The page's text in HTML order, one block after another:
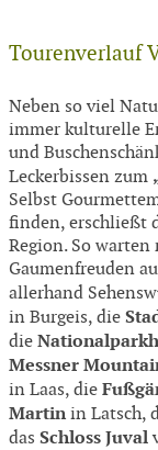
Tourenverlauf
Neben so viel
immer kulturelle
und
Leckerbissen zum
Selbst
finden, erschließt
Region. So
Gaumenfreuden
allerhand
in Burgeis, die
die
Messner
in Laas, die
Martin in Latsch,
das Schloss Juval